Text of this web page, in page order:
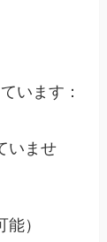
います：
いませ
）